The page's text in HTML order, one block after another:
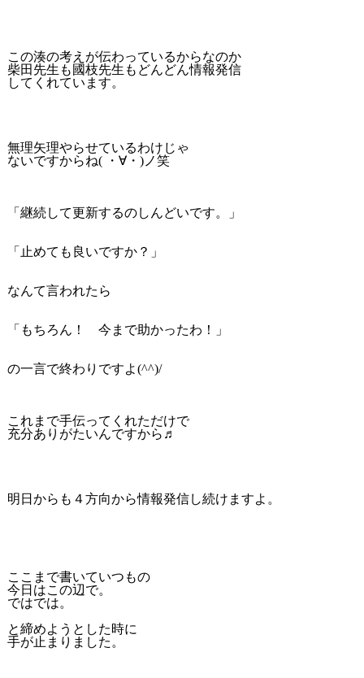
この湊の考えが伝わっているからなのか
柴田先生も國枝先生もどんどん情報発信
してくれています。
無理矢理やらせているわけじゃ
ないですからね( ・∀・)ノ笑
「継続して更新するのしんどいです。」
「止めても良いですか？」
なんて言われたら
「もちろん！ 今まで助かったわ！」
の一言で終わりですよ(^^)/
これまで手伝ってくれただけで
充分ありがたいんですから♬
明日からも４方向から情報発信し続けますよ。
ここまで書いていつもの
今日はこの辺で。
ではでは。
と締めようとした時に
手が止まりました。